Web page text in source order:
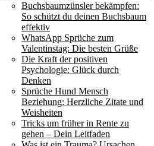
Buchsbaumzünsler bekämpfen:
So schützt du deinen Buchsbaum
effektiv
WhatsApp Sprüche zum
Valentinstag: Die besten Grüße
Die Kraft der positiven
Psychologie: Glück durch
Denken
Sprüche Hund Mensch
Beziehung: Herzliche Zitate und
Weisheiten
Tricks um früher in Rente zu
gehen – Dein Leitfaden